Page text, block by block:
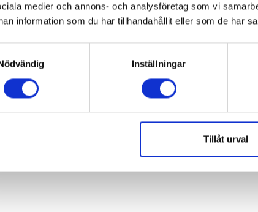
medier och annons- och analysföretag som vi
information som du har tillhandahållit eller som de har
Inställningar
Tillåt urval